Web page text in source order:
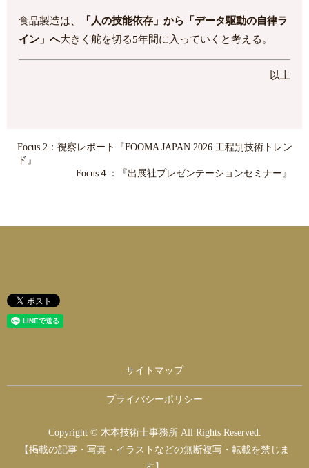
食品製造は、
「人の技能依存」から「データ駆動の自律ラ
イン」へ大きく舵を切る5年間に入っていくと考える。
以上
Focus 2：視察レポート『FOOMA JAPAN 2026 工程別技術トレン
ド』
Focus４：『出展社プレゼンテーションセミナー』
サイトマップ
プライバシーポリシー
Copyright © 木本技術士事務所 All Rights Reserved.
【掲載の記事・写真・イラストなどの無断複写・転載を禁じま